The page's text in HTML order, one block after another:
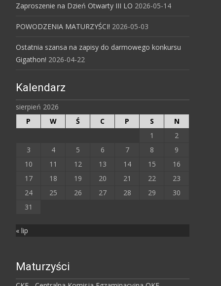
Zaproszenie na Dzień Otwarty III LO 2026-05-14
POWODZENIA MATURZYŚCI! 2026-05-03
Ostatnia szansa na zapisy do darmowego konkursu
Gigathon! 2026-04-22
Kalendarz
sierpień 2026
P
W Ś C P S
N
1
2
3
4 5 6 7 8
9
10
11 12 13 14 15
16
17
18 19 20 21 22
23
24
25 26 27 28 29
30
31
« lip
Maturzyści